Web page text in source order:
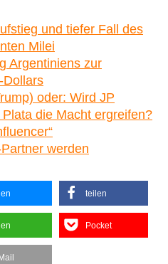
und tiefer Fall des
Milei
Argentiniens zur
Dollars
oder: Wird JP
die Macht ergreifen?
werden
teilen
Pocket